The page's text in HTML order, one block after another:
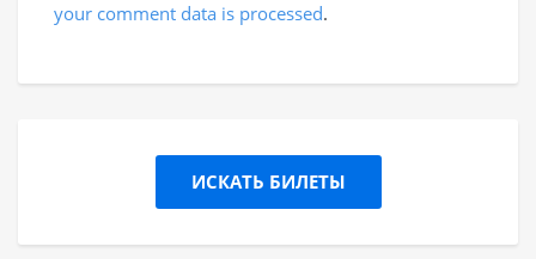
your comment data is processed.
ИСКАТЬ БИЛЕТЫ